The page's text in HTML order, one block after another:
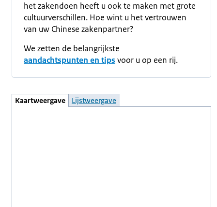
het zakendoen heeft u ook te maken met grote
cultuurverschillen. Hoe wint u het vertrouwen
van uw Chinese zakenpartner?
We zetten de belangrijkste
aandachtspunten en tips voor u op een rij.
Kaartweergave Lijstweergave